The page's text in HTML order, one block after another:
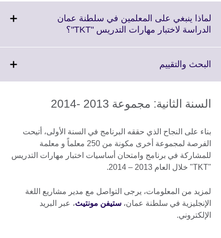
لماذا ينبغي على المعلمين في سلطنة عمان
الدراسة لاختبار مهارات التدريس "TKT"؟
البحث والتقييم
information
السنة الثانية: مجموعة 2013 -2014
بناء على النجاح الذي حققه البرنامج في السنة الأولى، أتيحت
الفرصة لمجموعة أخرى مكونة من 250 معلماً و معلمة
للمشاركة في برنامج وامتحان أساسيات اختبار مهارات التدريس
"TKT" خلال العام 2013 – 2014.
لمزيد من المعلومات، يرجى التواصل مع مدير مشاريع اللغة
الإنجليزية في سلطنة عمان، ستيفن مونتيث، عبر البريد
الإلكتروني.